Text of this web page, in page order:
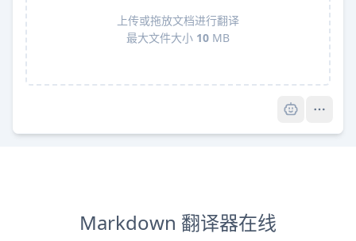
上传或拖放文档进行翻译
最大文件大小 10 MB
Markdown 翻译器在线